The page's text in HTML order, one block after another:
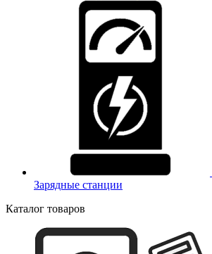
Зарядные станции
Каталог товаров